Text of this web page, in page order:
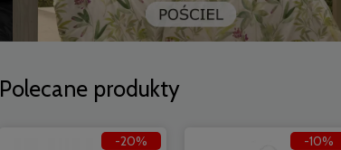
Polecane produkty
-20% -10%